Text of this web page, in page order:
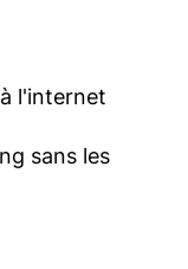
l'internet
sans les